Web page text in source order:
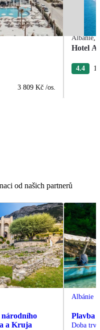
3 809 Kč /os.
Albánie,
Hotel
4.4
od našich partnerů
a Kruja
Albánie
Plavba
Doba